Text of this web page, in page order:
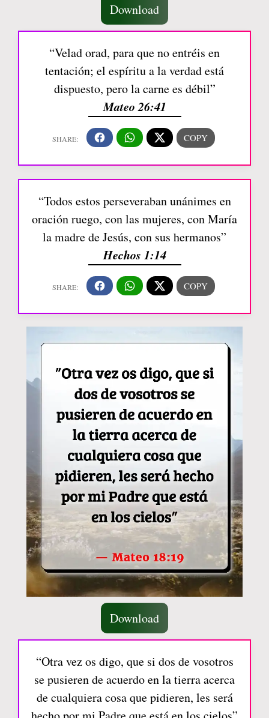
Download
“Velad orad, para que no entréis en
tentación; el espíritu a la verdad está
dispuesto, pero la carne es débil”
Mateo 26:41
“Todos estos perseveraban unánimes en
oración ruego, con las mujeres, con María
la madre de Jesús, con sus hermanos”
Hechos 1:14
Download
“Otra vez os digo, que si dos de vosotros
se pusieren de acuerdo en la tierra acerca
de cualquiera cosa que pidieren, les será